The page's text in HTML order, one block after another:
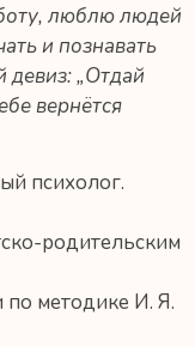
люблю людей
и познавать
девиз: „Отдай
вернётся
психолог.
родительским
по методике И. Я.